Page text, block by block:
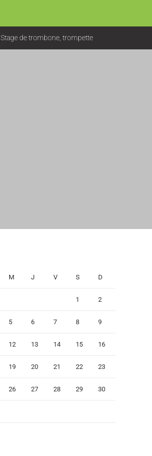
Stage de trombone, trompette
M J V S D
1 2
5 6 7 8 9
12 13 14 15 16
19 20 21 22 23
26 27 28 29 30